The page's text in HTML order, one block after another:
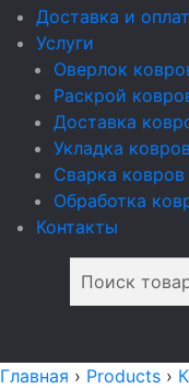
Доставка и
Услуги
Оверлок
Раскрой
Доставка
Укладка
Сварка ковров
Обработка
Контакты
Главная › Products ›